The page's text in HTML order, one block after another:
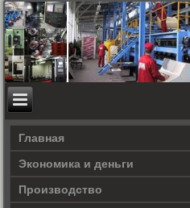
Главная
Экономика и деньги
Производство